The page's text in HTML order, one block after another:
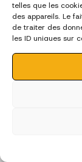
telles que les
des appareils. Le
de traiter des
les ID uniques sur